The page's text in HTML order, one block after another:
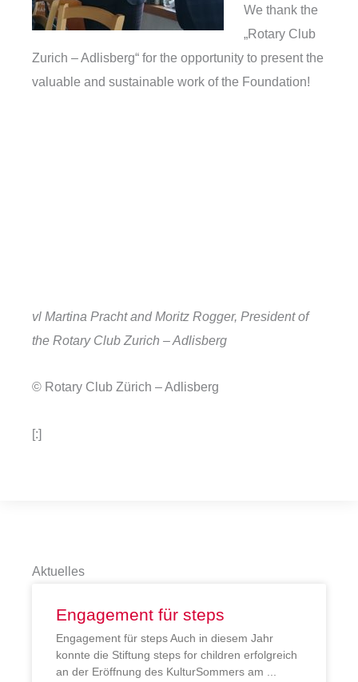
We thank the
„Rotary Club
Zurich – Adlisberg“ for the opportunity to present the
valuable and sustainable work of the Foundation!
vl Martina Pracht and Moritz Rogger, President of
the Rotary Club Zurich – Adlisberg
© Rotary Club Zürich – Adlisberg
[:]
Aktuelles
Engagement für steps
Engagement für steps Auch in diesem Jahr
konnte die Stiftung steps for children erfolgreich
an der Eröffnung des KulturSommers am